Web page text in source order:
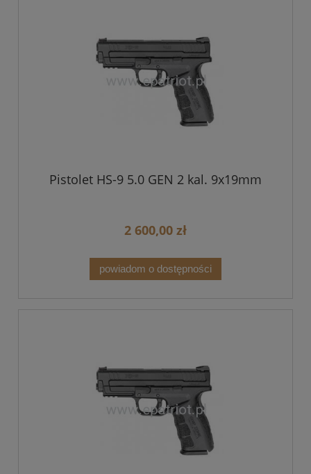
Pistolet HS-9 5.0 GEN 2 kal. 9x19mm
2 600,00 zł
powiadom o dostępności